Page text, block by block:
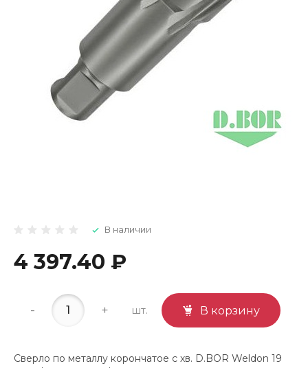
В наличии
4 397.40 ₽
- + шт. В корзину
Сверло по металлу корончатое с хв. D.BOR Weldon 19